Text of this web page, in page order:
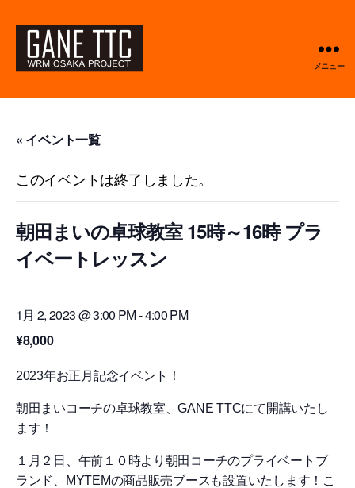
メニュー
« イベント一覧
このイベントは終了しました。
朝田まいの卓球教室 15時～16時 プラ
イベートレッスン
1月 2, 2023 @ 3:00 PM-4:00 PM
¥8,000
2023年お正月記念イベント！
朝田まいコーチの卓球教室、GANE TTCにて開講いたし
ます！
１月２日、午前１０時より朝田コーチのプライベートブ
ランド、MYTEMの商品販売ブースも設置いたします！こ